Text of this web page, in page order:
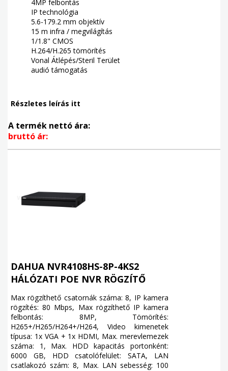
4MP felbontás
IP technológia
5.6-179.2 mm objektív
15 m infra / megvilágítás
1/1.8" CMOS
H.264/H.265 tömörítés
Vonal Átlépés/Steril Terület
audió támogatás
Részletes leírás itt
A termék nettó ára:
bruttó ár:
DAHUA NVR4108HS-8P-4KS2
HÁLÓZATI POE NVR RÖGZÍTŐ
Max rögzíthető csatornák száma: 8, IP kamera
rögzítés: 80 Mbps, Max rögzíthető IP kamera
felbontás: 8MP, Tömörítés:
H265+/H265/H264+/H264, Video kimenetek
típusa: 1x VGA + 1x HDMI, Max. merevlemezek
száma: 1, Max. HDD kapacitás portonként:
6000 GB, HDD csatolófelület: SATA, LAN
csatlakozó szám: 8, Max. LAN sebesség: 100